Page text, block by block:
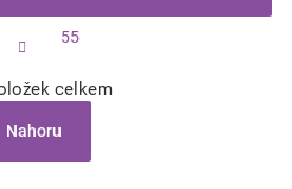
v
á
d
t
á
n
k
v
55
celkem
Nahoru